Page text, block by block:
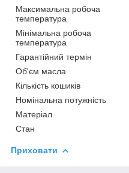
Максимальна робоча
температура
Мінімальна робоча
температура
Гарантійний термін
Об'єм масла
Кількість кошиків
Номінальна потужність
Матеріал
Стан
Приховати